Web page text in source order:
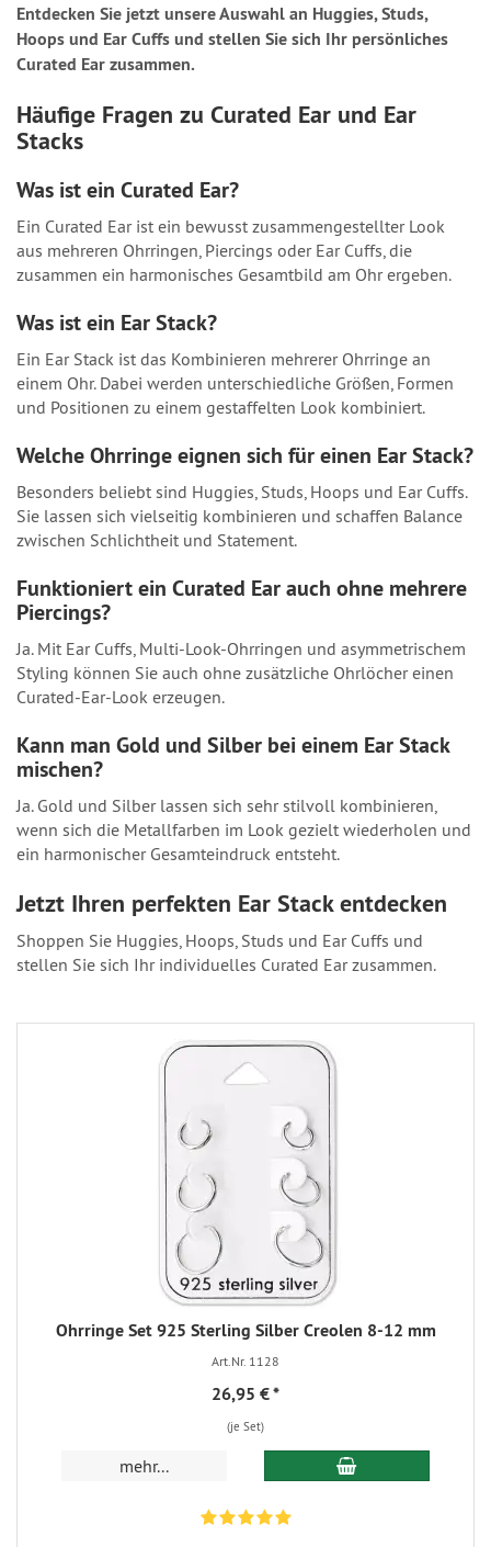
Entdecken Sie jetzt unsere Auswahl an Huggies, Studs,
Hoops und Ear Cuffs und stellen Sie sich Ihr persönliches
Curated Ear zusammen.
Häufige Fragen zu Curated Ear und Ear
Stacks
Was ist ein Curated Ear?
Ein Curated Ear ist ein bewusst zusammengestellter Look
aus mehreren Ohrringen, Piercings oder Ear Cuffs, die
zusammen ein harmonisches Gesamtbild am Ohr ergeben.
Was ist ein Ear Stack?
Ein Ear Stack ist das Kombinieren mehrerer Ohrringe an
einem Ohr. Dabei werden unterschiedliche Größen, Formen
und Positionen zu einem gestaffelten Look kombiniert.
Welche Ohrringe eignen sich für einen Ear Stack?
Besonders beliebt sind Huggies, Studs, Hoops und Ear Cuffs.
Sie lassen sich vielseitig kombinieren und schaffen Balance
zwischen Schlichtheit und Statement.
Funktioniert ein Curated Ear auch ohne mehrere
Piercings?
Ja. Mit Ear Cuffs, Multi-Look-Ohrringen und asymmetrischem
Styling können Sie auch ohne zusätzliche Ohrlöcher einen
Curated-Ear-Look erzeugen.
Kann man Gold und Silber bei einem Ear Stack
mischen?
Ja. Gold und Silber lassen sich sehr stilvoll kombinieren,
wenn sich die Metallfarben im Look gezielt wiederholen und
ein harmonischer Gesamteindruck entsteht.
Jetzt Ihren perfekten Ear Stack entdecken
Shoppen Sie Huggies, Hoops, Studs und Ear Cuffs und
stellen Sie sich Ihr individuelles Curated Ear zusammen.
Ohrringe Set 925 Sterling Silber Creolen 8-12 mm
Art.Nr. 1128
26,95 €*
(je Set)
mehr...